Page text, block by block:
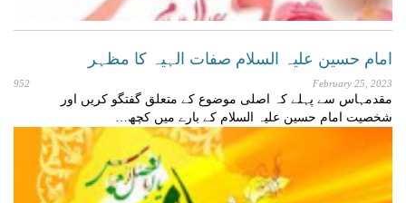
امام حسین علیہ السلام صفات الہیہ کا مظہر
February 25, 2023
952
مقدمہاس سے پہلے کہ اصلی موضوع کے متعلق گفتگو کریں اور
شخصیت امام حسین علیہ السلام کے بارے میں کچھ…